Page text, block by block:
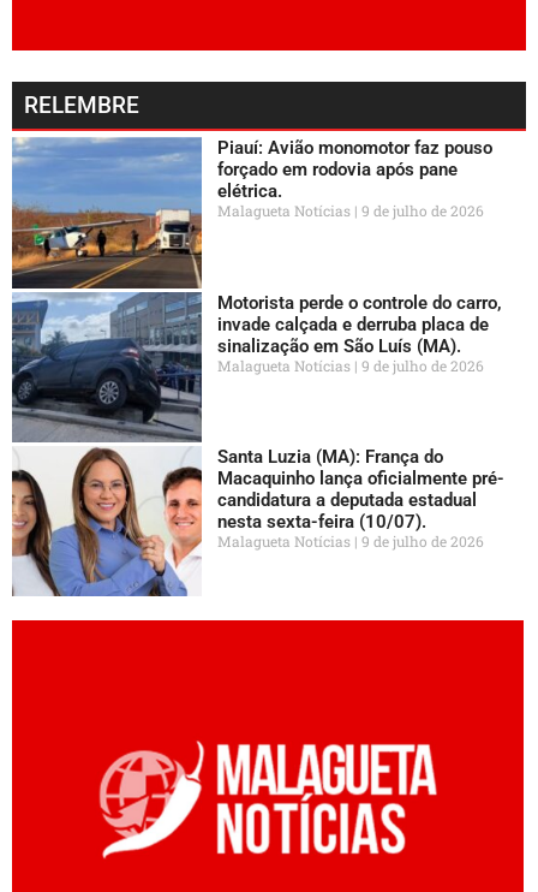
RELEMBRE
Piauí: Avião monomotor faz pouso
forçado em rodovia após pane
elétrica.
Malagueta Notícias 9 de julho de 2026
Motorista perde o controle do carro,
invade calçada e derruba placa de
sinalização em São Luís (MA).
Malagueta Notícias 9 de julho de 2026
Santa Luzia (MA): França do
Macaquinho lança oficialmente pré-
candidatura a deputada estadual
nesta sexta-feira (10/07).
Malagueta Notícias 9 de julho de 2026